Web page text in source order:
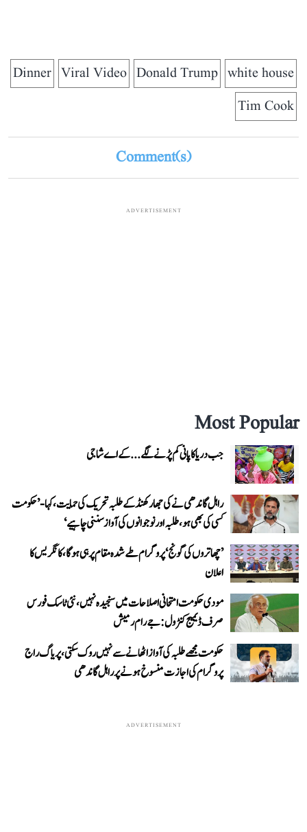
white house
Donald Trump
Viral Video
Dinner
Tim Cook
Comment(s)
ADVERTISEMENT
Most Popular
جب دریا کا پانی کم پڑنے لگے...کے اے شاجی
راہل گاندھی نے کی جھارکھنڈ کے طلبہ تحریک کی حمایت، کہا- ’حکومت
کسی کی بھی ہو، طلبہ اور نوجوانوں کی آواز سننی چاہیے‘
’چھاتروں کی گونج‘ پروگرام طے شدہ مقام پر ہی ہوگا، کانگریس کا
اعلان
مودی حکومت امتحانی اصلاحات میں سنجیدہ نہیں، نئی ٹاسک فورس
صرف ڈیمیج کنٹرول: جے رام رمیش
حکومت مجھے طلبہ کی آواز اٹھانے سے نہیں روک سکتی، پریاگ راج
پروگرام کی اجازت منسوخ ہونے پر راہل گاندھی
ADVERTISEMENT